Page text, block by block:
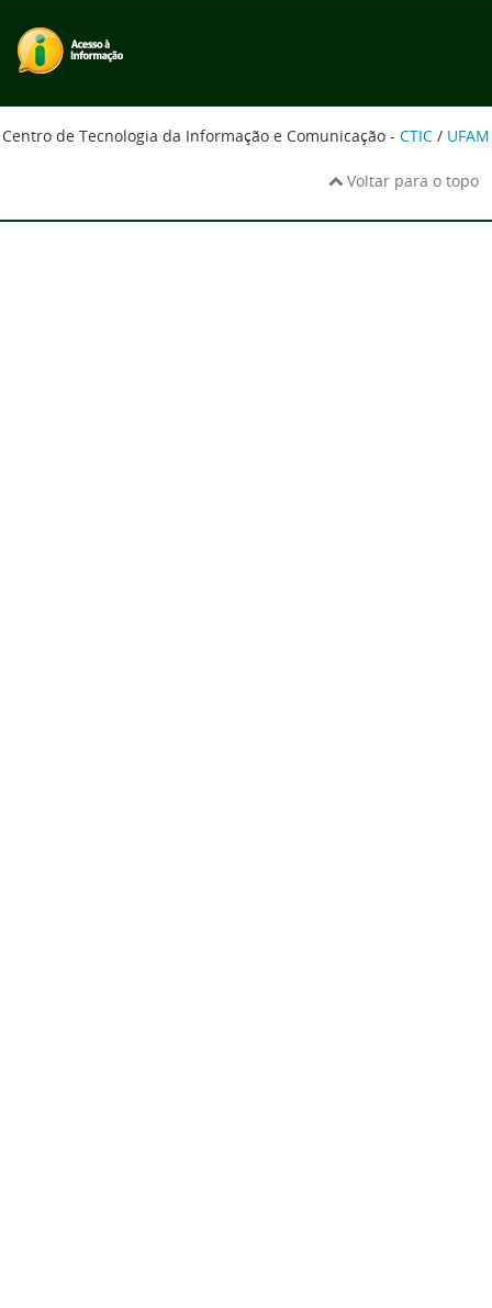
Centro de Tecnologia da Informação e Comunicação - CTIC / UFAM
Voltar para o topo